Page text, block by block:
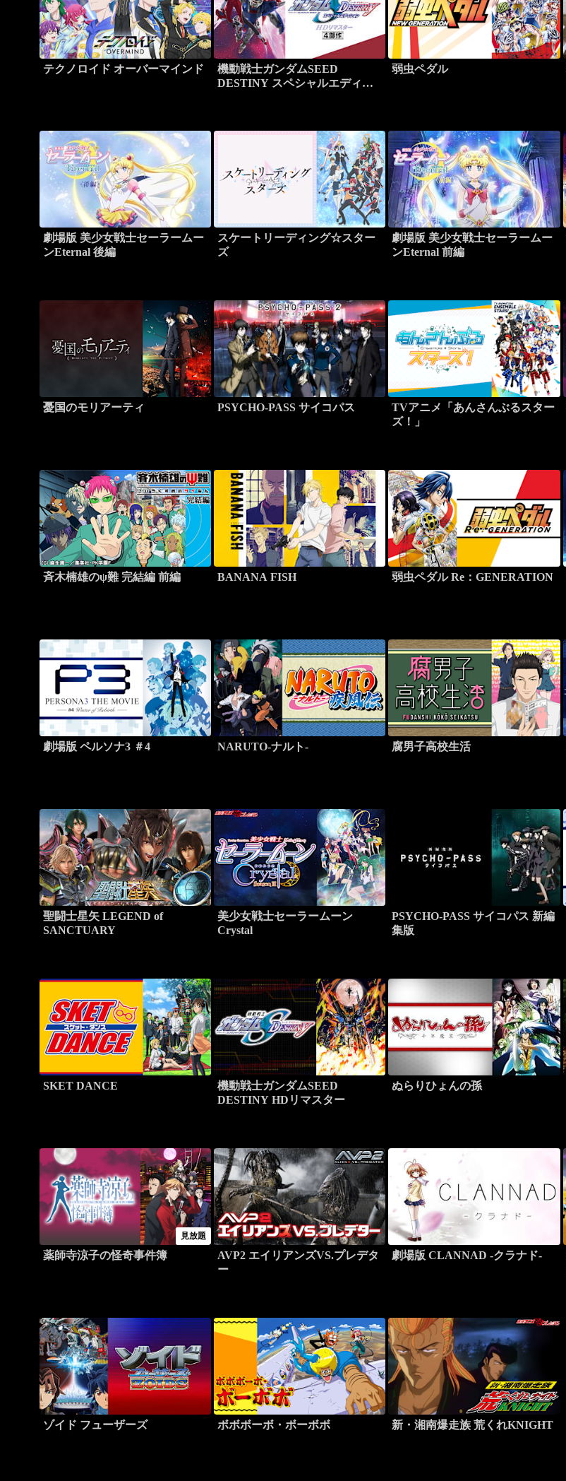
テクノロイド オーバーマインド
機動戦士ガンダムSEED
DESTINY スペシャルエディシ
弱虫ペダル
劇場版 美少女戦士セーラームー
ンEternal 後編
スケートリーディング☆スター
ズ
劇場版 美少女戦士セーラームー
ンEternal 前編
憂国のモリアーティ PSYCHO-PASS サイコパス
TVアニメ「あんさんぶるスター
ズ！」
斉木楠雄のψ難 完結編 前編 BANANA FISH 弱虫ペダル Re：GENERATION
劇場版 ペルソナ3 ＃4 NARUTO-ナルト- 腐男子高校生活
聖闘士星矢 LEGEND of
SANCTUARY
美少女戦士セーラームーン
Crystal
PSYCHO-PASS サイコパス 新編
集版
SKET DANCE
機動戦士ガンダムSEED
DESTINY HDリマスター
ぬらりひょんの孫
見放題
薬師寺涼子の怪奇事件簿
AVP2 エイリアンズVS.プレデタ
ー
劇場版 CLANNAD -クラナド-
ゾイド フューザーズ ボボボーボ・ボーボボ 新・湘南爆走族 荒くれKNIGHT